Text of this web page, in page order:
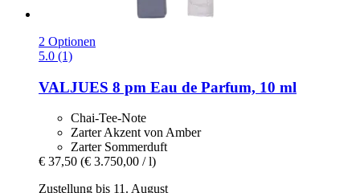
2 Optionen
5.0 (1)
VALJUES 8 pm Eau de Parfum, 10 ml
Chai-Tee-Note
Zarter Akzent von Amber
Zarter Sommerduft
€ 37,50 (€ 3.750,00 / l)
Zustellung bis 11. August